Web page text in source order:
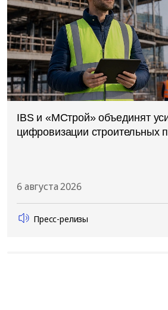
IBS и «МСтрой» объединят
цифровизации строительных
6 августа 2026
Пресс-релизы